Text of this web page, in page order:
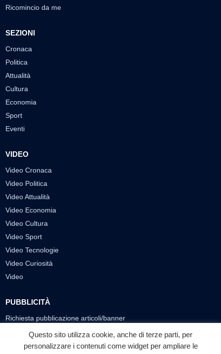
Ricomincio da me
SEZIONI
Cronaca
Politica
Attualità
Cultura
Economia
Sport
Eventi
VIDEO
Video Cronaca
Video Politica
Video Attualità
Video Economia
Video Cultura
Video Sport
Video Tecnologie
Video Curiosità
Video
PUBBLICITÀ
Richiesta pubblicazione articoli/banner
SEGUICI SUI SOCIAL
Questo sito utilizza cookie, anche di terze parti, per
personalizzare i contenuti come widget per ampliare le